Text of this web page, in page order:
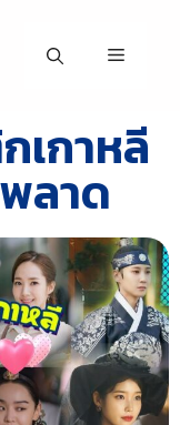
เกาหลี
ลาด